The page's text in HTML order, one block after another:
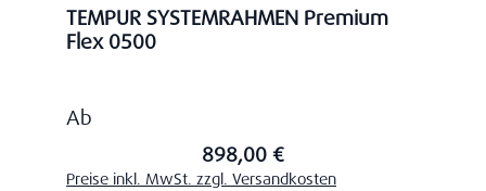
TEMPUR SYSTEMRAHMEN Premium
Flex 0500
Regulärer Preis:
Ab
898,00 €
Preise inkl. MwSt. zzgl. Versandkosten